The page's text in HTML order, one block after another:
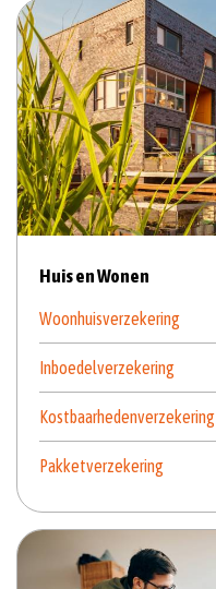
Huis en Wonen
Woonhuisverzekering
Inboedelverzekering
Kostbaarhedenverzekering
Pakketverzekering